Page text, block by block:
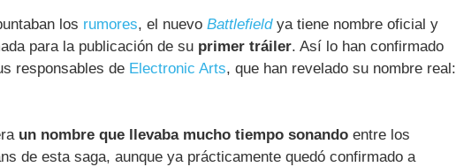
los rumores, el nuevo Battlefieldya tiene nombre oficial y
para la publicación de su primer tráiler. Así lo han confirmado
responsables de Electronic Arts, que han revelado su nombre real:
un nombre que llevaba mucho tiempo sonando entre los
de esta saga, aunque ya prácticamente quedó confirmado a